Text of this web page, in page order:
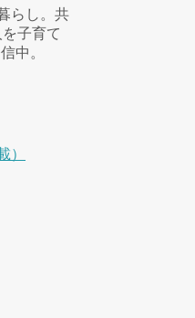
らし。共
子育て
中。
）